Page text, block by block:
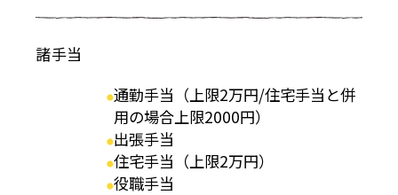
諸手当
通勤手当（上限2万円/住宅手当と併
用の場合上限2000円）
出張手当
住宅手当（上限2万円）
役職手当